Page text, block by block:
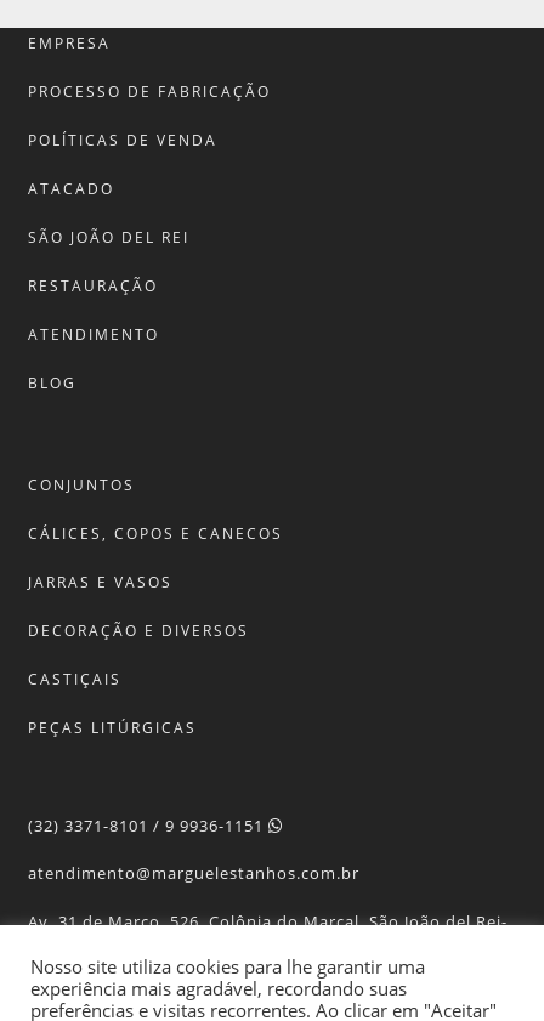
EMPRESA
PROCESSO DE FABRICAÇÃO
POLÍTICAS DE VENDA
ATACADO
SÃO JOÃO DEL REI
RESTAURAÇÃO
ATENDIMENTO
BLOG
CONJUNTOS
CÁLICES, COPOS E CANECOS
JARRAS E VASOS
DECORAÇÃO E DIVERSOS
CASTIÇAIS
PEÇAS LITÚRGICAS
(32) 3371-8101 / 9 9936-1151
atendimento@marguelestanhos.com.br
Av. 31 de Março, 526, Colônia do Marçal, São João del Rei-
Nosso site utiliza cookies para lhe garantir uma
experiência mais agradável, recordando suas
preferências e visitas recorrentes. Ao clicar em "Aceitar"